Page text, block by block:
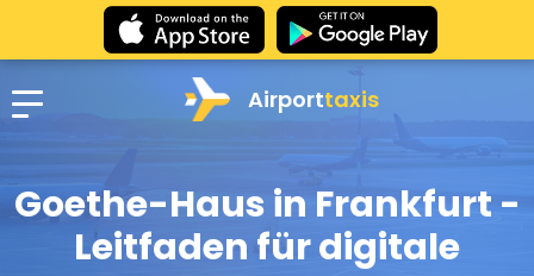
Airporttaxis
Goethe-Haus in Frankfurt -
Leitfaden für digitale